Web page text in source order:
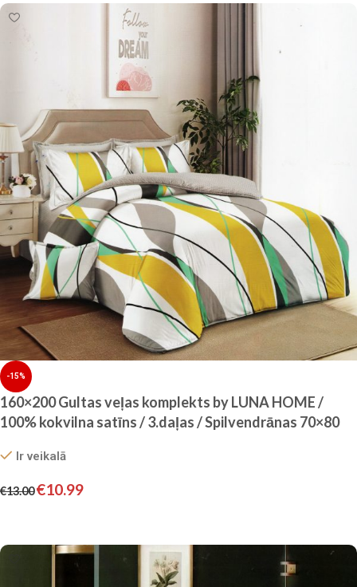
-15%
160×200 Gultas veļas komplekts by LUNA HOME /
100% kokvilna satīns / 3.daļas / Spilvendrānas 70×80
Ir veikalā
€13.00€10.99